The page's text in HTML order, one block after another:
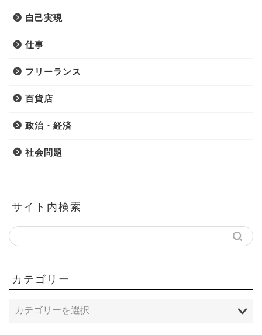
自己実現
仕事
フリーランス
百貨店
政治・経済
社会問題
サイト内検索
カテゴリー